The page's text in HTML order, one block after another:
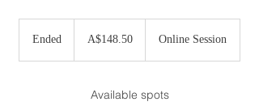
Ended
n
Australian
dollarsA$148.50 Online Session
Available spots